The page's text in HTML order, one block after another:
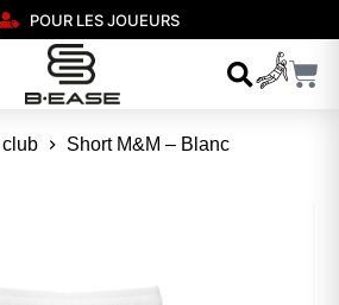
POUR LES JOUEURS
Short M&M – Blanc